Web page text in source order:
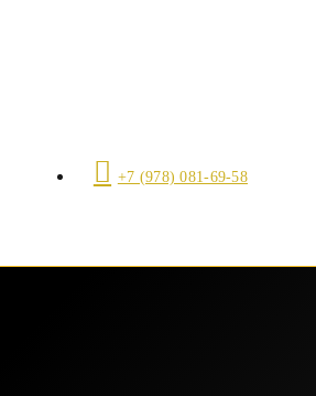
+7 (978) 081-69-58